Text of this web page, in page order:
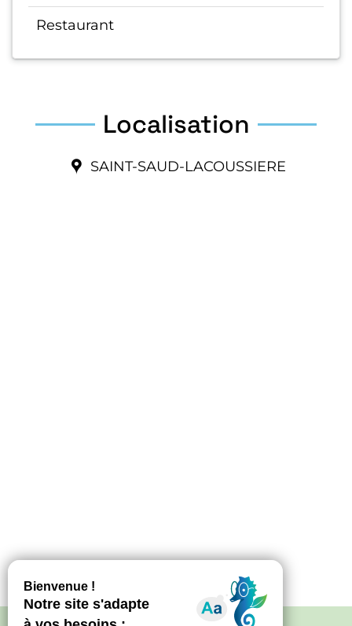
Restaurant
Localisation
SAINT-SAUD-LACOUSSIERE